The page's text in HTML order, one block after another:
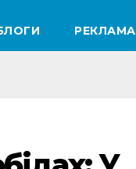
РЕКЛАМА